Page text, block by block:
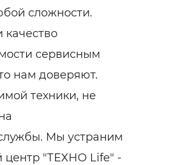
сложности.
качество
сервисным
нам доверяют.
техники, не
Мы устраним
центр "ТЕХНО Life" -